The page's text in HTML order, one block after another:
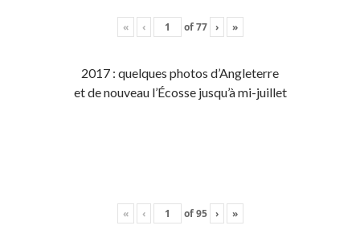
« ‹ of77 › »
2017 : quelques photos d’Angleterre
et de nouveau l’Écosse jusqu’à mi-juillet
« ‹ of95 › »